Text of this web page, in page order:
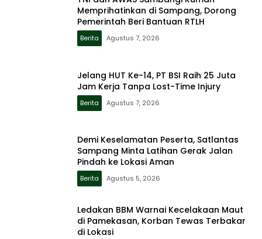
Memprihatinkan di Sampang, Dorong
Pemerintah Beri Bantuan RTLH
Berita Agustus 7, 2026
Jelang HUT Ke-14, PT BSI Raih 25 Juta
Jam Kerja Tanpa Lost-Time Injury
Berita Agustus 7, 2026
Demi Keselamatan Peserta, Satlantas
Sampang Minta Latihan Gerak Jalan
Pindah ke Lokasi Aman
Berita Agustus 5, 2026
Ledakan BBM Warnai Kecelakaan Maut
di Pamekasan, Korban Tewas Terbakar
di Lokasi